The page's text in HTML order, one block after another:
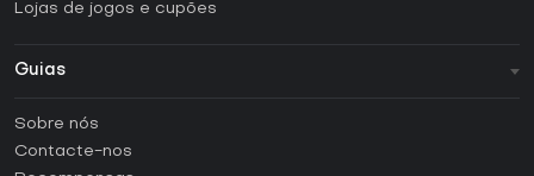
Lojas de jogos e cupões
Guias
Sobre nós
Contacte-nos